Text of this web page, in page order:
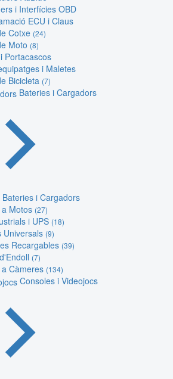
i Interfícies OBD
ECU i Claus
Cotxe (24)
Moto (8)
Portacascos
i Maletes
Bicicleta (7)
Bateries i Cargadors
i Cargadors
Motos (27)
i UPS (18)
Universals (9)
Recargables (39)
(7)
Càmeres (134)
Consoles i Videojocs